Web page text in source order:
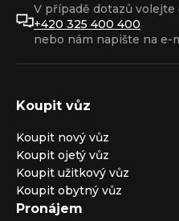
V případě dotazů
+420 325 400 400
nebo nám napište na e-
Koupit vůz
Koupit nový vůz
Koupit ojetý vůz
Koupit užitkový vůz
Koupit obytný vůz
Pronájem